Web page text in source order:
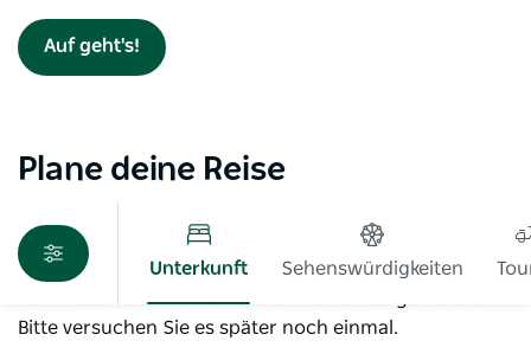
Auf geht's!
Plane deine Reise
Unterkunft Sehenswürdigkeiten
Beim Laden der Produkte ist ein Fehler aufgetreten.
Bitte versuchen Sie es später noch einmal.